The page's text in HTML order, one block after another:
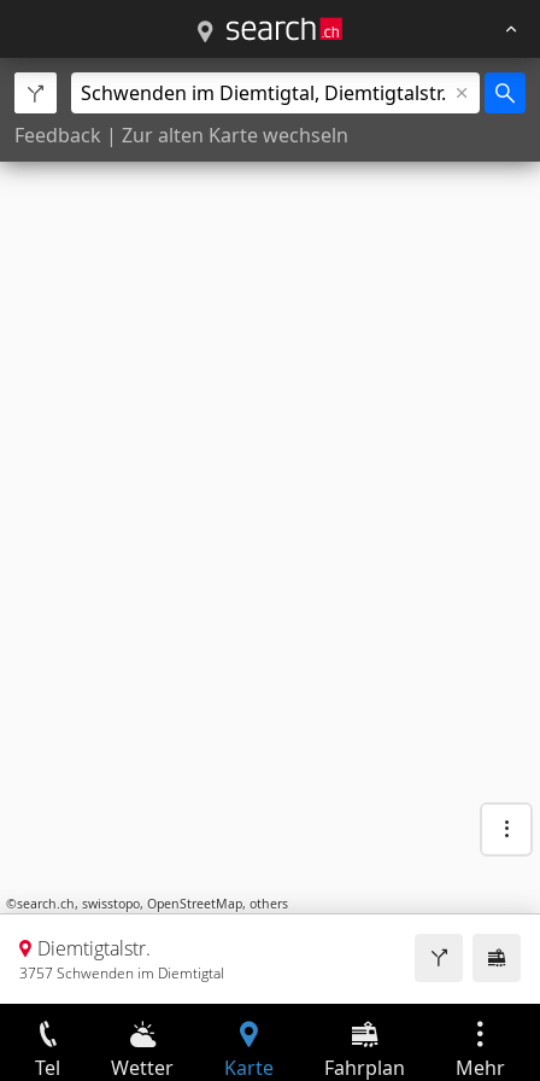
Feedback | Zur alten Karte wechseln
©search.ch, swisstopo, OpenStreetMap, others
Diemtigtalstr.
3757 Schwenden im Diemtigtal
Tel Wetter Karte Fahrplan Mehr